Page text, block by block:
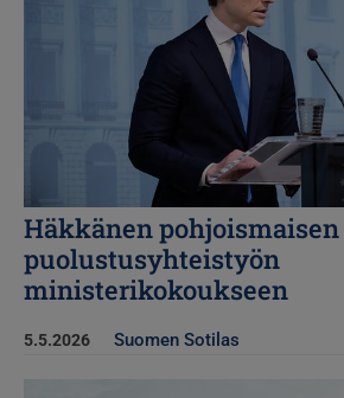
Häkkänen pohjoismaisen
puolustusyhteistyön
ministerikokoukseen
5.5.2026 Suomen Sotilas